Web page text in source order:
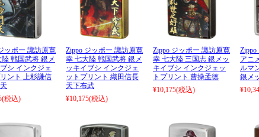
ッポー 諏訪原寛
戦国武将 銀メ
シ インクジェ
ント 上杉謙信
(税込)
Zippo ジッポー 諏訪原寛
幸 七大陸 戦国武将 銀メ
ッキイブシ インクジェ
ットプリント 織田信長
天下布武
¥10,175(税込)
Zippo ジッポー 諏訪原寛
幸 七大陸 三国志 銀メッ
キイブシ インクジェッ
トプリント 曹操孟徳
¥10,175(税込)
Zippo
アニ
ルマ
銀メ